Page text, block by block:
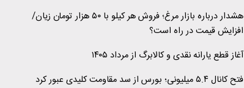
هشدار درباره بازار مرغ؛ فروش هر کیلو با ۵۰ هزار تومان زیان/
افزایش قیمت در راه است؟
آغاز قطع یارانه نقدی و کالابرگ از مرداد ۱۴۰۵
فتح کانال ۵.۴ میلیونی؛ بورس از سد مقاومت کلیدی عبور کرد